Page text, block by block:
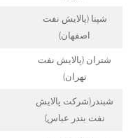
شپنا (پالایش نفت
اصفهان)
شتران (پالایش نفت
تهران)
شبندر(شرکت پالایش
نفت بندر عباس)